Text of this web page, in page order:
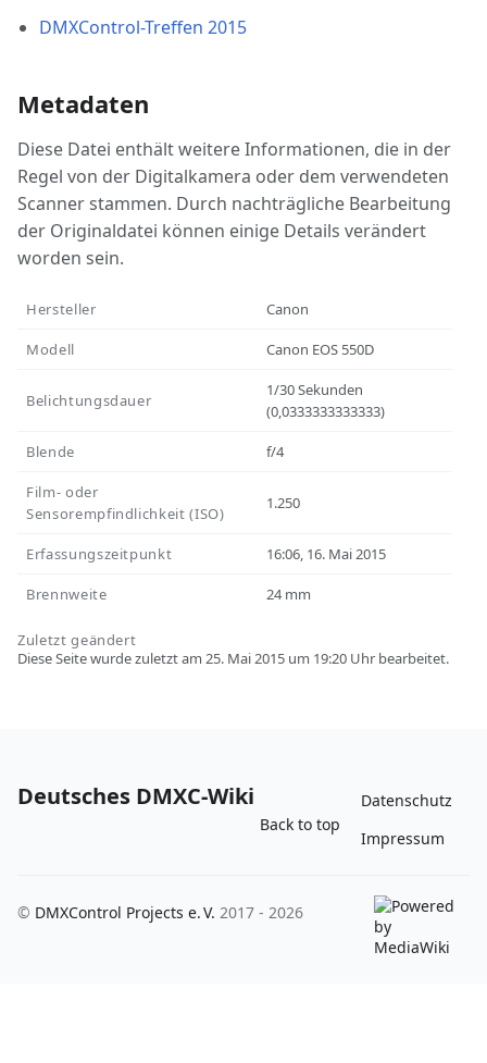
DMXControl-Treffen 2015
Metadaten
Diese Datei enthält weitere Informationen, die in der
Regel von der Digitalkamera oder dem verwendeten
Scanner stammen. Durch nachträgliche Bearbeitung
der Originaldatei können einige Details verändert
worden sein.
Hersteller Canon
Modell Canon EOS 550D
Belichtungsdauer
1/30 Sekunden
(0,0333333333333)
Blende f/4
Film- oder
Sensorempfindlichkeit (ISO)
1.250
Erfassungszeitpunkt 16:06, 16. Mai 2015
Brennweite 24 mm
Zuletzt geändert
Diese Seite wurde zuletzt am 25. Mai 2015 um 19:20 Uhr bearbeitet.
Deutsches DMXC-Wiki
Back to top
Datenschutz
Impressum
© DMXControl Projects e. V. 2017 - 2026